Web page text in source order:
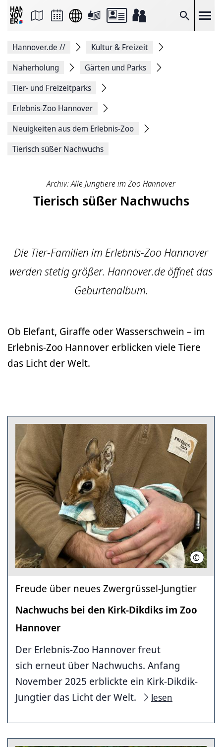
Suche
Seite
Facebook
teilen
Seitenlink
Seite
Hannover.de //
Kultur & Freizeit
Naherholung
Gärten und Parks
Tier- und Freizeitparks
Erlebnis-Zoo Hannover
Neuigkeiten aus dem Erlebnis-Zoo
Tierisch süßer Nachwuchs
Archiv: Alle Jungtiere im Zoo Hannover
Tierisch süßer Nachwuchs
Die Tier-Familien im Erlebnis-Zoo Hannover
werden stetig größer. Hannover.de öffnet das
Geburtenalbum.
Ob Elefant, Giraffe oder Wasserschwein – im
Erlebnis-Zoo Hannover erblicken viele Tiere
das Licht der Welt.
©
Freude über neues Zwergrüssel-Jungtier
Nachwuchs bei den Kirk-Dikdiks im Zoo
Hannover
Der Erlebnis-Zoo Hannover freut
sich erneut über Nachwuchs. Anfang
November 2025 erblickte ein Kirk-Dikdik-
Jungtier das Licht der Welt.
lesen